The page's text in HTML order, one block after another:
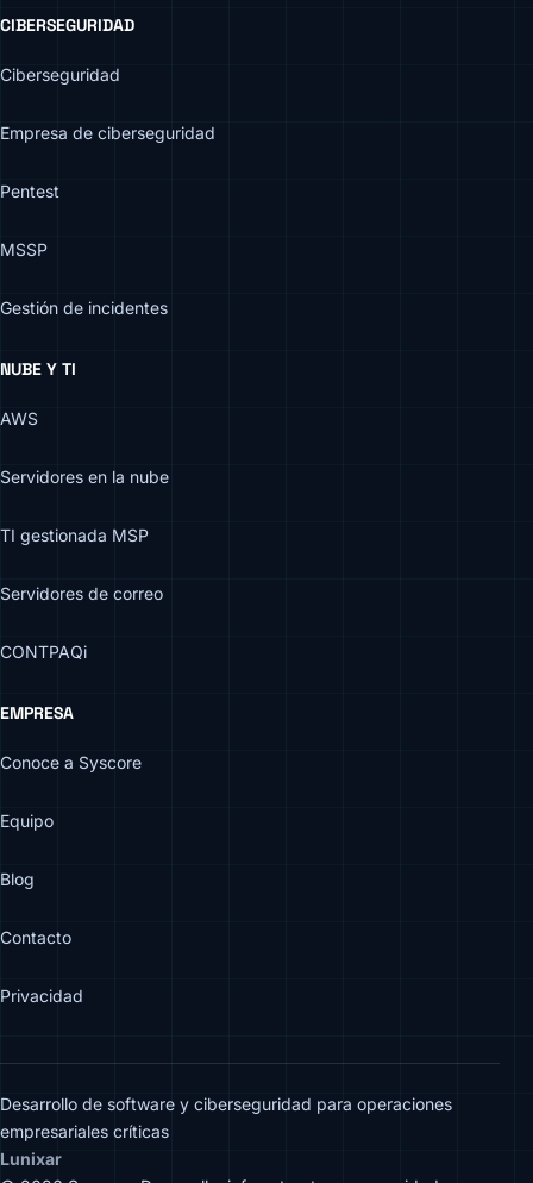
CIBERSEGURIDAD
Ciberseguridad
Empresa de ciberseguridad
Pentest
MSSP
Gestión de incidentes
NUBE Y TI
AWS
Servidores en la nube
TI gestionada MSP
Servidores de correo
CONTPAQi
EMPRESA
Conoce a Syscore
Equipo
Blog
Contacto
Privacidad
Desarrollo de software y ciberseguridad para operaciones
empresariales críticas
Lunixar